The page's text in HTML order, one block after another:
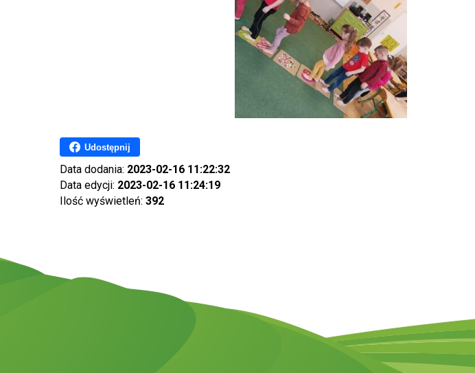
Udostępnij
Data dodania: 2023-02-16 11:22:32
Data edycji: 2023-02-16 11:24:19
Ilość wyświetleń: 392